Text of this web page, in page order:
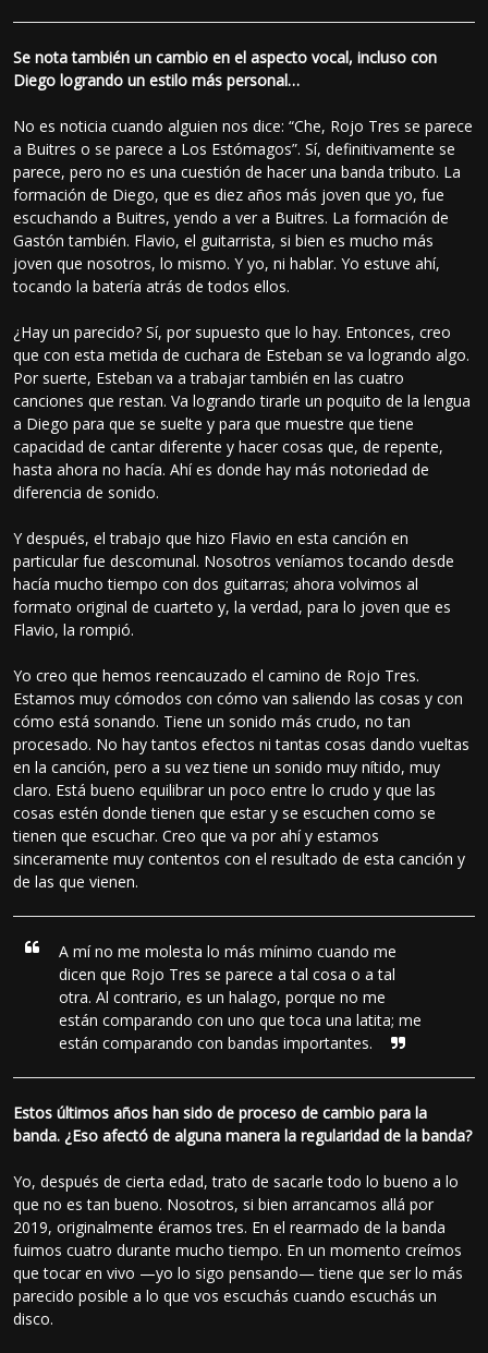
Se nota también un cambio en el aspecto vocal, incluso con
Diego logrando un estilo más personal…
No es noticia cuando alguien nos dice: “Che, Rojo Tres se parece
a Buitres o se parece a Los Estómagos”. Sí, definitivamente se
parece, pero no es una cuestión de hacer una banda tributo. La
formación de Diego, que es diez años más joven que yo, fue
escuchando a Buitres, yendo a ver a Buitres. La formación de
Gastón también. Flavio, el guitarrista, si bien es mucho más
joven que nosotros, lo mismo. Y yo, ni hablar. Yo estuve ahí,
tocando la batería atrás de todos ellos.
¿Hay un parecido? Sí, por supuesto que lo hay. Entonces, creo
que con esta metida de cuchara de Esteban se va logrando algo.
Por suerte, Esteban va a trabajar también en las cuatro
canciones que restan. Va logrando tirarle un poquito de la lengua
a Diego para que se suelte y para que muestre que tiene
capacidad de cantar diferente y hacer cosas que, de repente,
hasta ahora no hacía. Ahí es donde hay más notoriedad de
diferencia de sonido.
Y después, el trabajo que hizo Flavio en esta canción en
particular fue descomunal. Nosotros veníamos tocando desde
hacía mucho tiempo con dos guitarras; ahora volvimos al
formato original de cuarteto y, la verdad, para lo joven que es
Flavio, la rompió.
Yo creo que hemos reencauzado el camino de Rojo Tres.
Estamos muy cómodos con cómo van saliendo las cosas y con
cómo está sonando. Tiene un sonido más crudo, no tan
procesado. No hay tantos efectos ni tantas cosas dando vueltas
en la canción, pero a su vez tiene un sonido muy nítido, muy
claro. Está bueno equilibrar un poco entre lo crudo y que las
cosas estén donde tienen que estar y se escuchen como se
tienen que escuchar. Creo que va por ahí y estamos
sinceramente muy contentos con el resultado de esta canción y
de las que vienen.
A mí no me molesta lo más mínimo cuando me
dicen que Rojo Tres se parece a tal cosa o a tal
otra. Al contrario, es un halago, porque no me
están comparando con uno que toca una latita; me
están comparando con bandas importantes.
Estos últimos años han sido de proceso de cambio para la
banda. ¿Eso afectó de alguna manera la regularidad de la banda?
Yo, después de cierta edad, trato de sacarle todo lo bueno a lo
que no es tan bueno. Nosotros, si bien arrancamos allá por
2019, originalmente éramos tres. En el rearmado de la banda
fuimos cuatro durante mucho tiempo. En un momento creímos
que tocar en vivo —yo lo sigo pensando— tiene que ser lo más
parecido posible a lo que vos escuchás cuando escuchás un
disco.